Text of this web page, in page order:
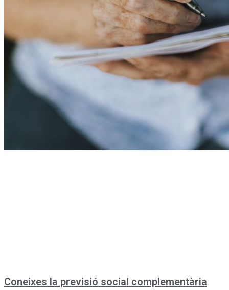
Coneixes la previsió social complementària